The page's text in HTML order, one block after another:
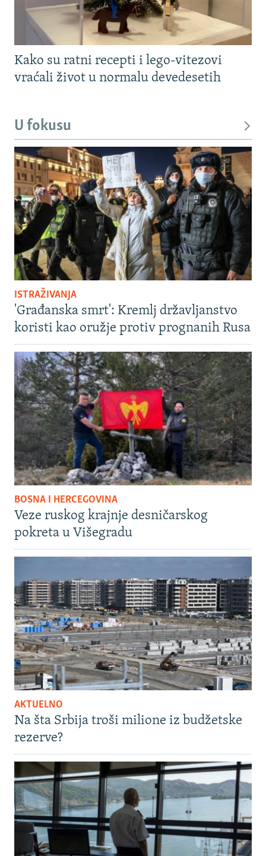
Kako su ratni recepti i lego-vitezovi
vraćali život u normalu devedesetih
U fokusu
ISTRAŽIVANJA
'Građanska smrt': Kremlj državljanstvo
koristi kao oružje protiv prognanih Rusa
BOSNA I HERCEGOVINA
Veze ruskog krajnje desničarskog
pokreta u Višegradu
AKTUELNO
Na šta Srbija troši milione iz budžetske
rezerve?